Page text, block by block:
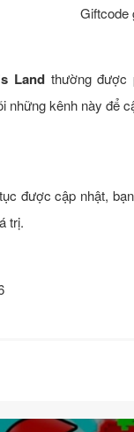
Giftcode
Landthường được
những kênh này để
được cập nhật,
trị.